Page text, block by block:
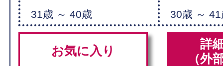
31歳 ～ 40歳 30歳 ～
お気に入り
詳
（外